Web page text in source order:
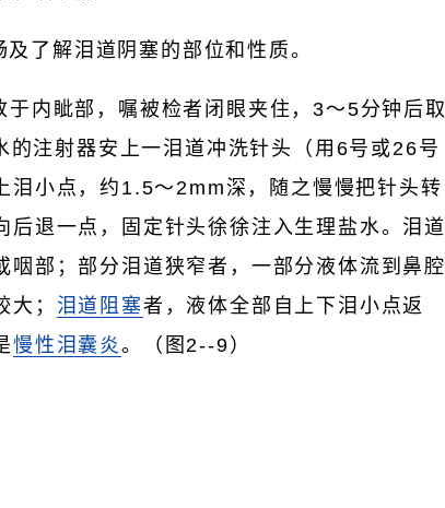
了解泪道阴塞的部位和性质。
内眦部，嘱被检者闭眼夹住，3～5分钟后取
的注射器安上一泪道冲洗针头（用6号或26号
泪小点，约1.5～2mm深，随之慢慢把针头转
退一点，固定针头徐徐注入生理盐水。泪道
部；部分泪道狭窄者，一部分液体流到鼻腔
； 泪道阻塞者，液体全部自上下泪小点返
慢性泪囊炎。（图2--9）